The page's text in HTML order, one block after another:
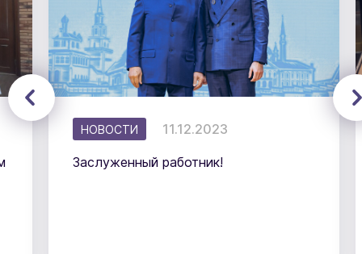
НОВОСТИ 11.12.2023
Заслуженный работник!